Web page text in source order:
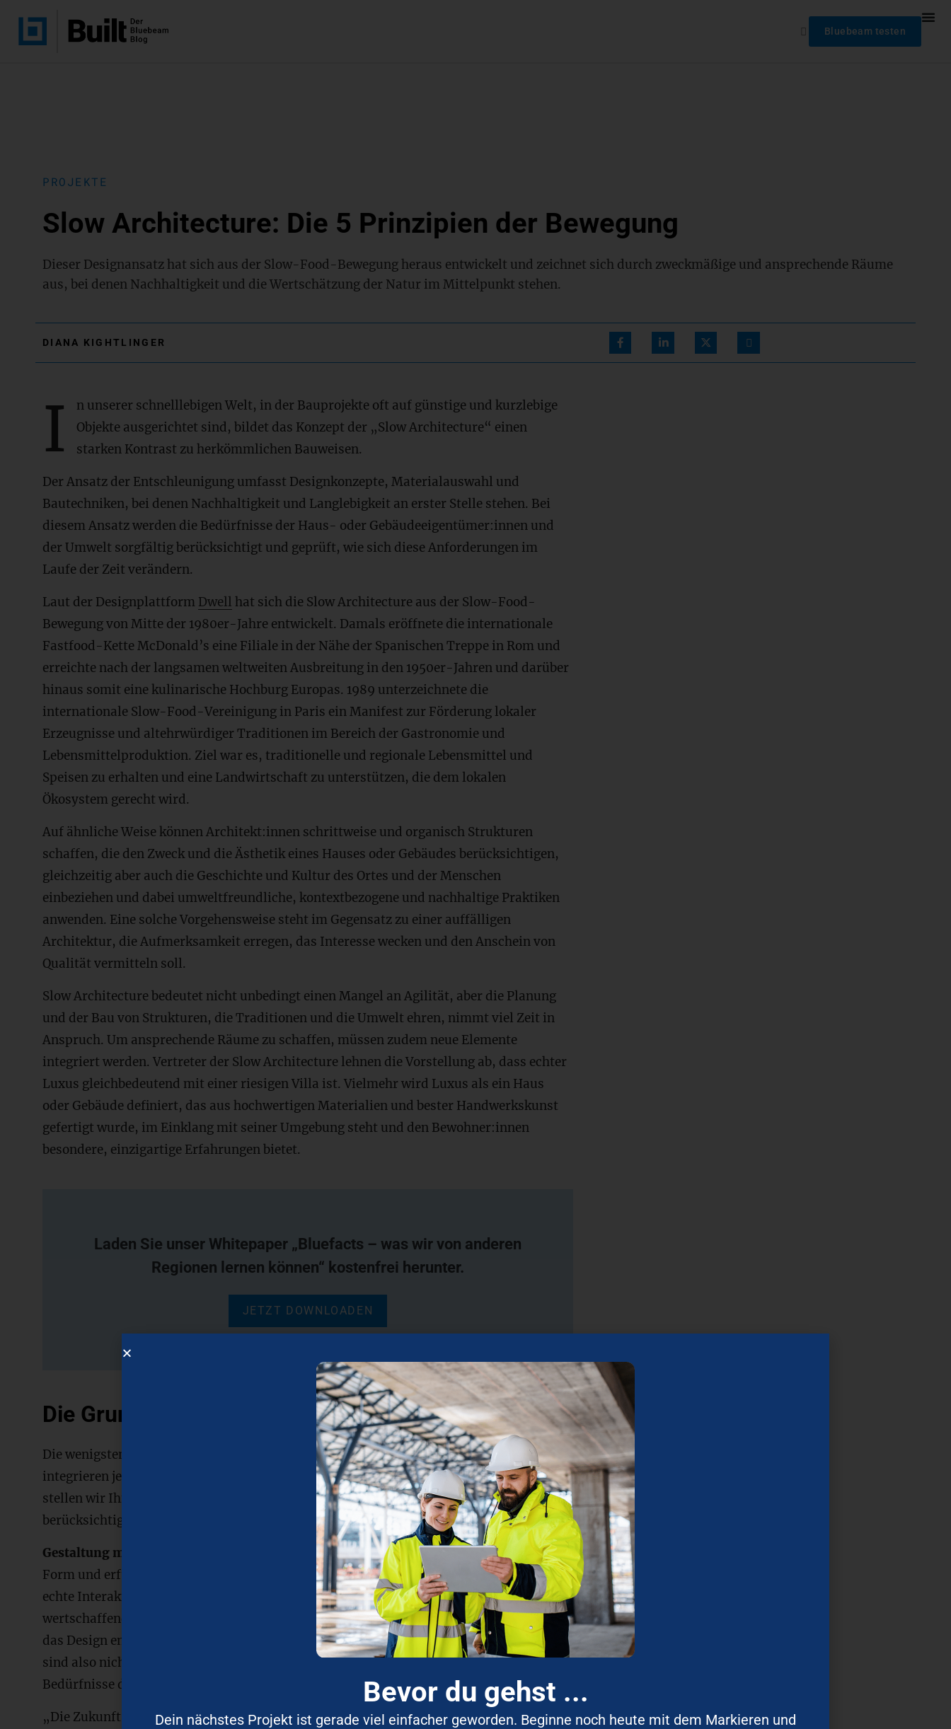
Bluebeam testen
PROJEKTE
Slow Architecture: Die 5 Prinzipien der Bewegung
Dieser Designansatz hat sich aus der Slow-Food-Bewegung heraus entwickelt und zeichnet sich durch zweckmäßige und ansprechende Räume
aus, bei denen Nachhaltigkeit und die Wertschätzung der Natur im Mittelpunkt stehen.
DIANA KIGHTLINGER
I
n unserer schnelllebigen Welt, in der Bauprojekte oft auf günstige und kurzlebige
Objekte ausgerichtet sind, bildet das Konzept der „Slow Architecture“ einen
starken Kontrast zu herkömmlichen Bauweisen.
Der Ansatz der Entschleunigung umfasst Designkonzepte, Materialauswahl und
Bautechniken, bei denen Nachhaltigkeit und Langlebigkeit an erster Stelle stehen. Bei
diesem Ansatz werden die Bedürfnisse der Haus- oder Gebäudeeigentümer:innen und
der Umwelt sorgfältig berücksichtigt und geprüft, wie sich diese Anforderungen im
Laufe der Zeit verändern.
Laut der Designplattform Dwell hat sich die Slow Architecture aus der Slow-Food-
Bewegung von Mitte der 1980er-Jahre entwickelt. Damals eröffnete die internationale
Fastfood-Kette McDonald’s eine Filiale in der Nähe der Spanischen Treppe in Rom und
erreichte nach der langsamen weltweiten Ausbreitung in den 1950er-Jahren und darüber
hinaus somit eine kulinarische Hochburg Europas. 1989 unterzeichnete die
internationale Slow-Food-Vereinigung in Paris ein Manifest zur Förderung lokaler
Erzeugnisse und altehrwürdiger Traditionen im Bereich der Gastronomie und
Lebensmittelproduktion. Ziel war es, traditionelle und regionale Lebensmittel und
Speisen zu erhalten und eine Landwirtschaft zu unterstützen, die dem lokalen
Ökosystem gerecht wird.
Auf ähnliche Weise können Architekt:innen schrittweise und organisch Strukturen
schaffen, die den Zweck und die Ästhetik eines Hauses oder Gebäudes berücksichtigen,
gleichzeitig aber auch die Geschichte und Kultur des Ortes und der Menschen
einbeziehen und dabei umweltfreundliche, kontextbezogene und nachhaltige Praktiken
anwenden. Eine solche Vorgehensweise steht im Gegensatz zu einer auffälligen
Architektur, die Aufmerksamkeit erregen, das Interesse wecken und den Anschein von
Qualität vermitteln soll.
Slow Architecture bedeutet nicht unbedingt einen Mangel an Agilität, aber die Planung
und der Bau von Strukturen, die Traditionen und die Umwelt ehren, nimmt viel Zeit in
Anspruch. Um ansprechende Räume zu schaffen, müssen zudem neue Elemente
integriert werden. Vertreter der Slow Architecture lehnen die Vorstellung ab, dass echter
Luxus gleichbedeutend mit einer riesigen Villa ist. Vielmehr wird Luxus als ein Haus
oder Gebäude definiert, das aus hochwertigen Materialien und bester Handwerkskunst
gefertigt wurde, im Einklang mit seiner Umgebung steht und den Bewohner:innen
besondere, einzigartige Erfahrungen bietet.
Laden Sie unser Whitepaper „Bluefacts – was wir von anderen
Regionen lernen können“ kostenfrei herunter.
JETZT DOWNLOADEN
Die Grundsätze der Slow Architecture
Die wenigsten Architekt:innen bezeichnen sich selbst als „Slow Architects“, viele
integrieren jedoch die Grundsätze der Slow Architecture in ihre Arbeit. Nachfolgend
stellen wir Ihnen fünf Prinzipien der Slow Architecture vor, die Sie bei jedem Projekt
berücksichtigen sollten.
Gestaltung mit Blick auf die Funktion
: Slow Architecture stellt die Funktion vor die
Form und erfüllt die sozialen und psychologischen Bedürfnisse der Kundschaft, die
echte Interaktionen und einen erfüllenden Lebensstil fordern, durch die Gestaltung
wertschaffender Räume. Dieser kontinuierliche Prozess verpflichtet die Architekt:innen,
das Design entsprechend der sich verändernden Funktion zu konzipieren. Die Strukturen
sind also nicht starr oder unbeweglich, sondern passen sich im Laufe der Zeit an die
Bedürfnisse der Menschen und des Ortes an.
„Die Zukunft ist ungewiss, die Bedürfnisse der Menschen ändern sich und die
Bevor du gehst ...
Dein nächstes Projekt ist gerade viel einfacher geworden. Beginne noch heute mit dem Markieren und